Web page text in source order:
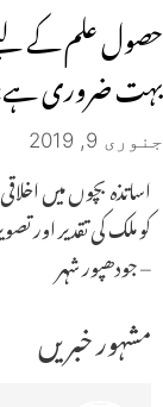
حصول علم کے
بہت ضروری
جنوری 9, 2019
اساتذہ بچوں میں
کو ملک کی تقدیر اور
– جودھپور شہر
مشہور خبریں